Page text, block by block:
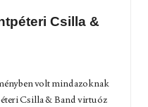
Csilla &
volt mindazoknak
Csilla & Band virtuóz